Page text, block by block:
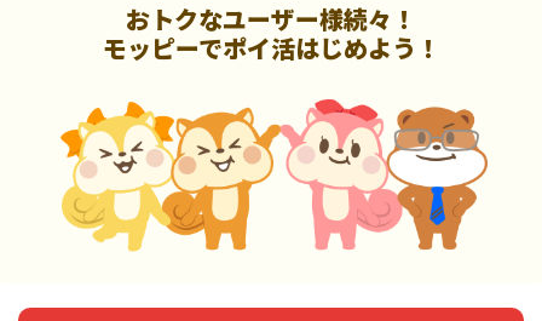
おトクなユーザー様続々！
モッピーでポイ活はじめよう！